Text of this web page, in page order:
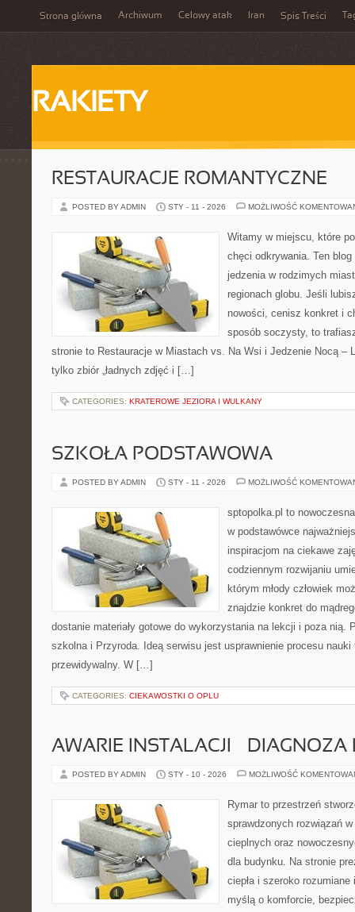
Strona główna Archiwum Celowy atak Iran Spis Treści
RAKIETY
RESTAURACJE ROMANTYCZNE
POSTED BY ADMIN STY - 11 - 2026 MOŻLIWOŚĆ
Witamy w miejscu, które
chęci odkrywania. Ten
jedzenia w rodzimych
regionach globu. Jeśli
nowości, cenisz konkret i
sposób soczysty, to
stronie to Restauracje w Miastach vs. Na Wsi i Jedzenie Nocą –
tylko zbiór „ładnych zdjęć i […]
CATEGORIES: KRATEROWE JEZIORA I WULKANY
SZKOŁA PODSTAWOWA
POSTED BY ADMIN STY - 11 - 2026 MOŻLIWOŚĆ
sptopolka.pl to
w podstawówce
inspiracjom na ciekawe
codziennym rozwijaniu
którym młody człowiek
znajdzie konkret do
dostanie materiały gotowe do wykorzystania na lekcji i poza nią.
szkolna i Przyroda. Ideą serwisu jest usprawnienie procesu nauki
przewidywalny. W […]
CATEGORIES: CIEKAWOSTKI O OPLU
AWARIE INSTALACJI – DIAGNOZA
POSTED BY ADMIN STY - 10 - 2026 MOŻLIWOŚĆ
Rymar to przestrzeń
sprawdzonych rozwiązań
cieplnych oraz
dla budynku. Na stronie
ciepła i szeroko
myślą o komforcie,